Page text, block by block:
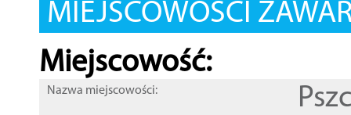
MIEJSCOWOŚCI
Miejscowość:
Nazwa miejscowości: